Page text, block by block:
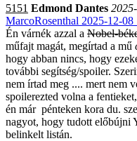
5151 Edmond Dantes
MarcoRosenthal 2025-12-08
Én várnék azzal a Nobel-
műfajt magát, megírtad a mű
hogy abban nincs, hogy
további segítség/spoiler.
nem írtad meg .... mert nem
spoilerezted volna a
én már pénteken kora du.
nagyot, hogy tudott előbújni
belinkelt listán.